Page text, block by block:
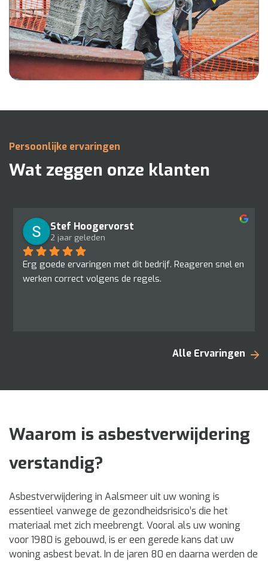
Persoonlijke ervaringen
Wat zeggen onze klanten
Stef Hoogervorst
2 jaar geleden
Erg goede ervaringen met dit bedrijf. Reageren snel en
werken correct volgens de regels.
Alle Ervaringen
Waarom is asbestverwijdering
verstandig?
Asbestverwijdering in Aalsmeer uit uw woning is
essentieel vanwege de gezondheidsrisico’s die het
materiaal met zich meebrengt. Vooral als uw woning
voor 1980 is gebouwd, is er een gerede kans dat uw
woning asbest bevat. In de jaren 80 en daarna werden de